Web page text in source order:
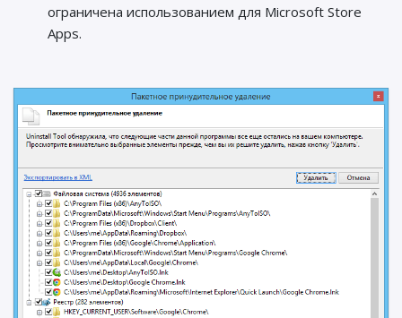
ограничена использованием для Microsoft Store
Apps.